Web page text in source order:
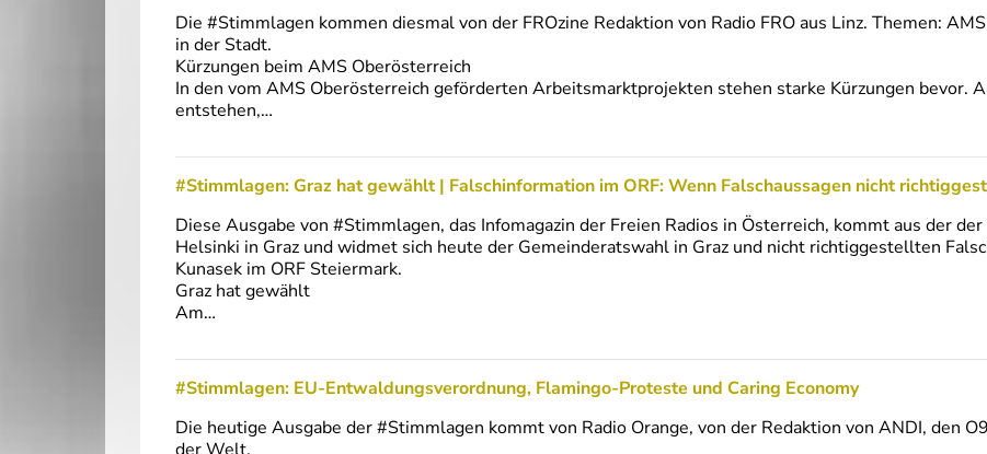
Die #Stimmlagen kommen diesmal von der FROzine Redaktion von Radio FRO aus Linz. Themen:
in der Stadt.
Kürzungen beim AMS Oberösterreich
In den vom AMS Oberösterreich geförderten Arbeitsmarktprojekten stehen starke Kürzungen bevor.
entstehen,…
#Stimmlagen: Graz hat gewählt | Falschinformation im ORF: Wenn Falschaussagen nicht
Diese Ausgabe von #Stimmlagen, das Infomagazin der Freien Radios in Österreich, kommt aus der
Helsinki in Graz und widmet sich heute der Gemeinderatswahl in Graz und nicht richtiggestellten
Kunasek im ORF Steiermark.
Graz hat gewählt
Am…
#Stimmlagen: EU-Entwaldungsverordnung, Flamingo-Proteste und Caring Economy
Die heutige Ausgabe der #Stimmlagen kommt von Radio Orange, von der Redaktion von ANDI, den